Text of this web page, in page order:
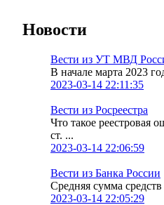
Новости
Вести из УТ МВД
В начале марта 2023
2023-03-14 22:11:35
Вести из Росреестра
Что такое реестровая
ст. ...
2023-03-14 22:06:59
Вести из Банка России
Средняя сумма
2023-03-14 22:05:29